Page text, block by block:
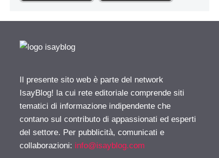
Il presente sito web è parte del network
IsayBlog! la cui rete editoriale comprende siti
tematici di informazione indipendente che
contano sul contributo di appassionati ed esperti
del settore. Per pubblicità, comunicati e
collaborazioni: info@isayblog.com